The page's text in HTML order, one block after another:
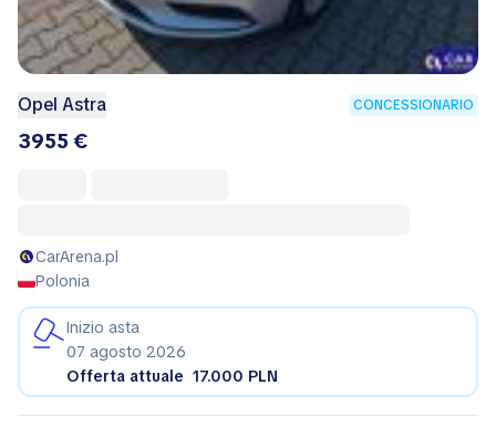
Opel Astra CONCESSIONARIO
3955 €
CarArena.pl
Polonia
Inizio asta
07 agosto 2026
Offerta attuale 17.000 PLN